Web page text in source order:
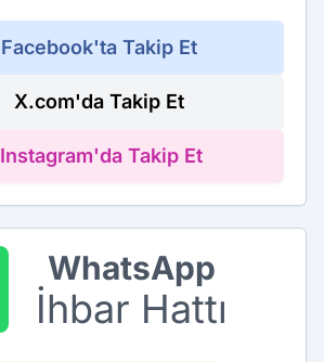
Facebook'ta Takip Et
X.com'da Takip Et
Instagram'da Takip Et
WhatsApp
İhbar Hattı